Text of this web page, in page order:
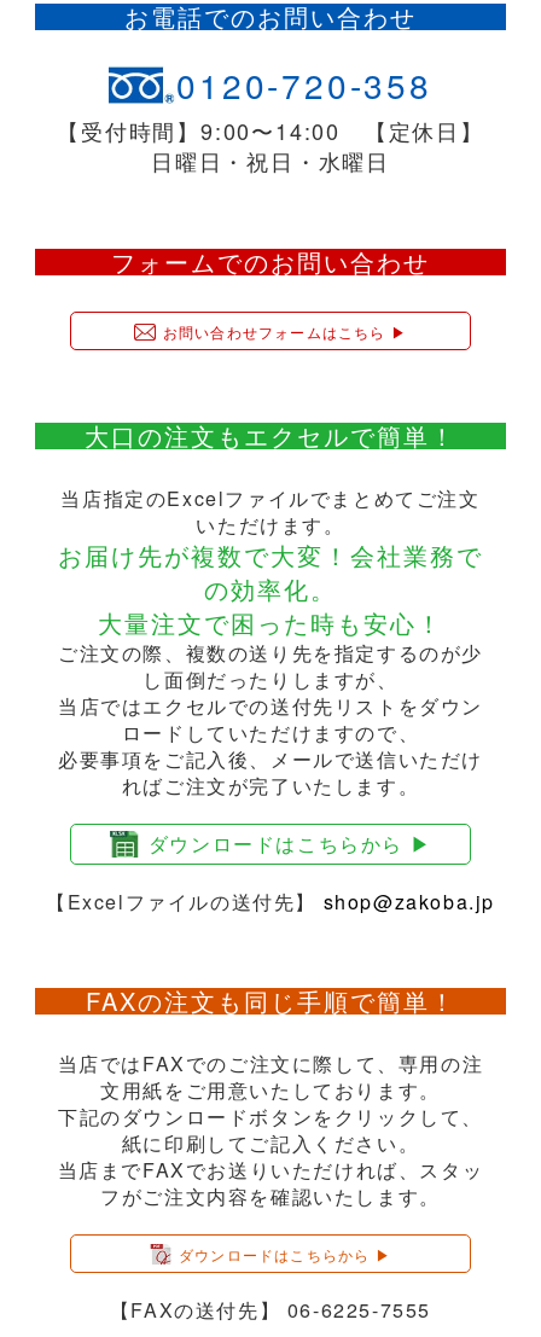
お電話でのお問い合わせ
0120-720-358
【受付時間】9:00〜14:00 【定休日】
日曜日・祝日・水曜日
フォームでのお問い合わせ
お問い合わせフォームはこちら ▶︎
大口の注文もエクセルで簡単！
当店指定のExcelファイルでまとめてご注文
いただけます。
お届け先が複数で大変！会社業務で
の効率化。
大量注文で困った時も安心！
ご注文の際、複数の送り先を指定するのが少
し面倒だったりしますが、
当店ではエクセルでの送付先リストをダウン
ロードしていただけますので、
必要事項をご記入後、メールで送信いただけ
ればご注文が完了いたします。
ダウンロードはこちらから ▶︎
【Excelファイルの送付先】 shop@zakoba.jp
FAXの注文も同じ手順で簡単！
当店ではFAXでのご注文に際して、専用の注
文用紙をご用意いたしております。
下記のダウンロードボタンをクリックして、
紙に印刷してご記入ください。
当店までFAXでお送りいただければ、スタッ
フがご注文内容を確認いたします。
ダウンロードはこちらから ▶︎
【FAXの送付先】 06-6225-7555